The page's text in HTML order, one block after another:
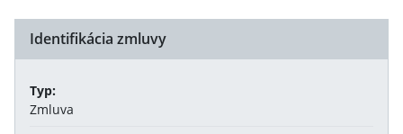
Identifikácia zmluvy
Typ:
Zmluva